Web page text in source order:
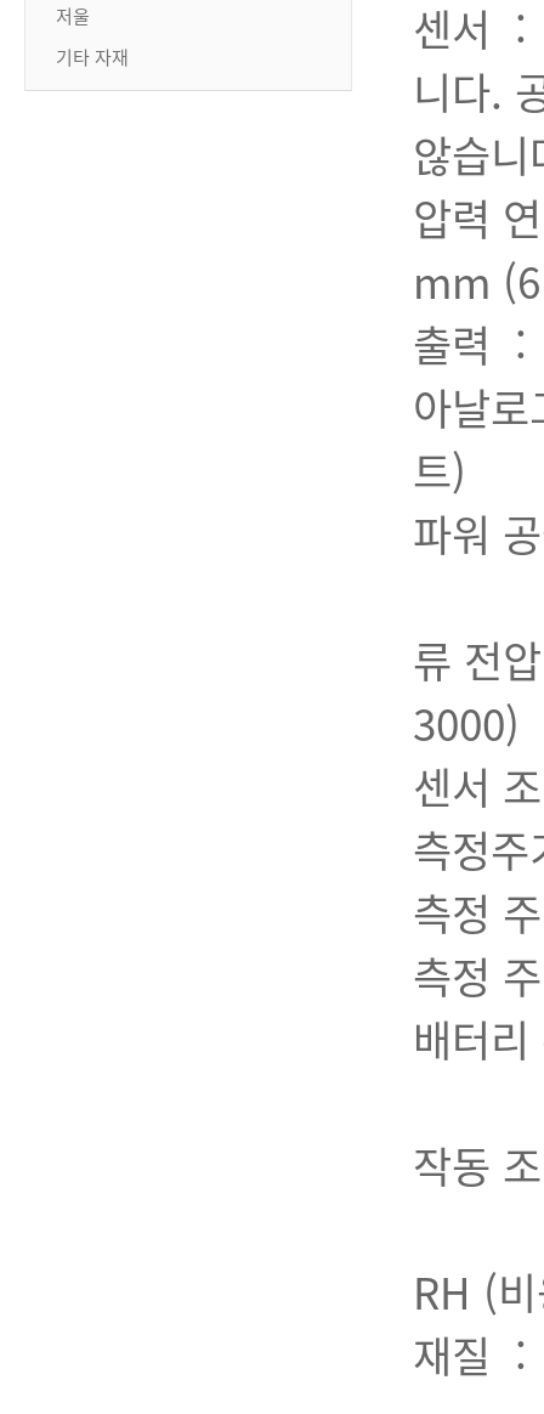
저울
기타 자재
센서 :
니다.
않습
압력
mm
출력 :
아날
트)
파워
류 전
3000)
센서
측정
측정
측정
배터
작동
RH (
재질 :